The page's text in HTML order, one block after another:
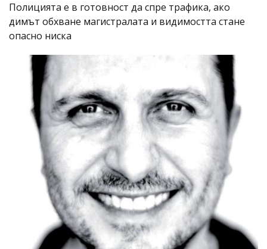
Полицията е в готовност да спре трафика, ако
димът обхване магистралата и видимостта стане
опасно ниска